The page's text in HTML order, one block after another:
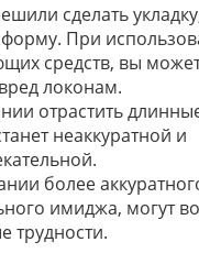
сделать
форму. При
средств, вы
локонам.
отрастить
неаккуратной и
более
имиджа, могут
трудности.